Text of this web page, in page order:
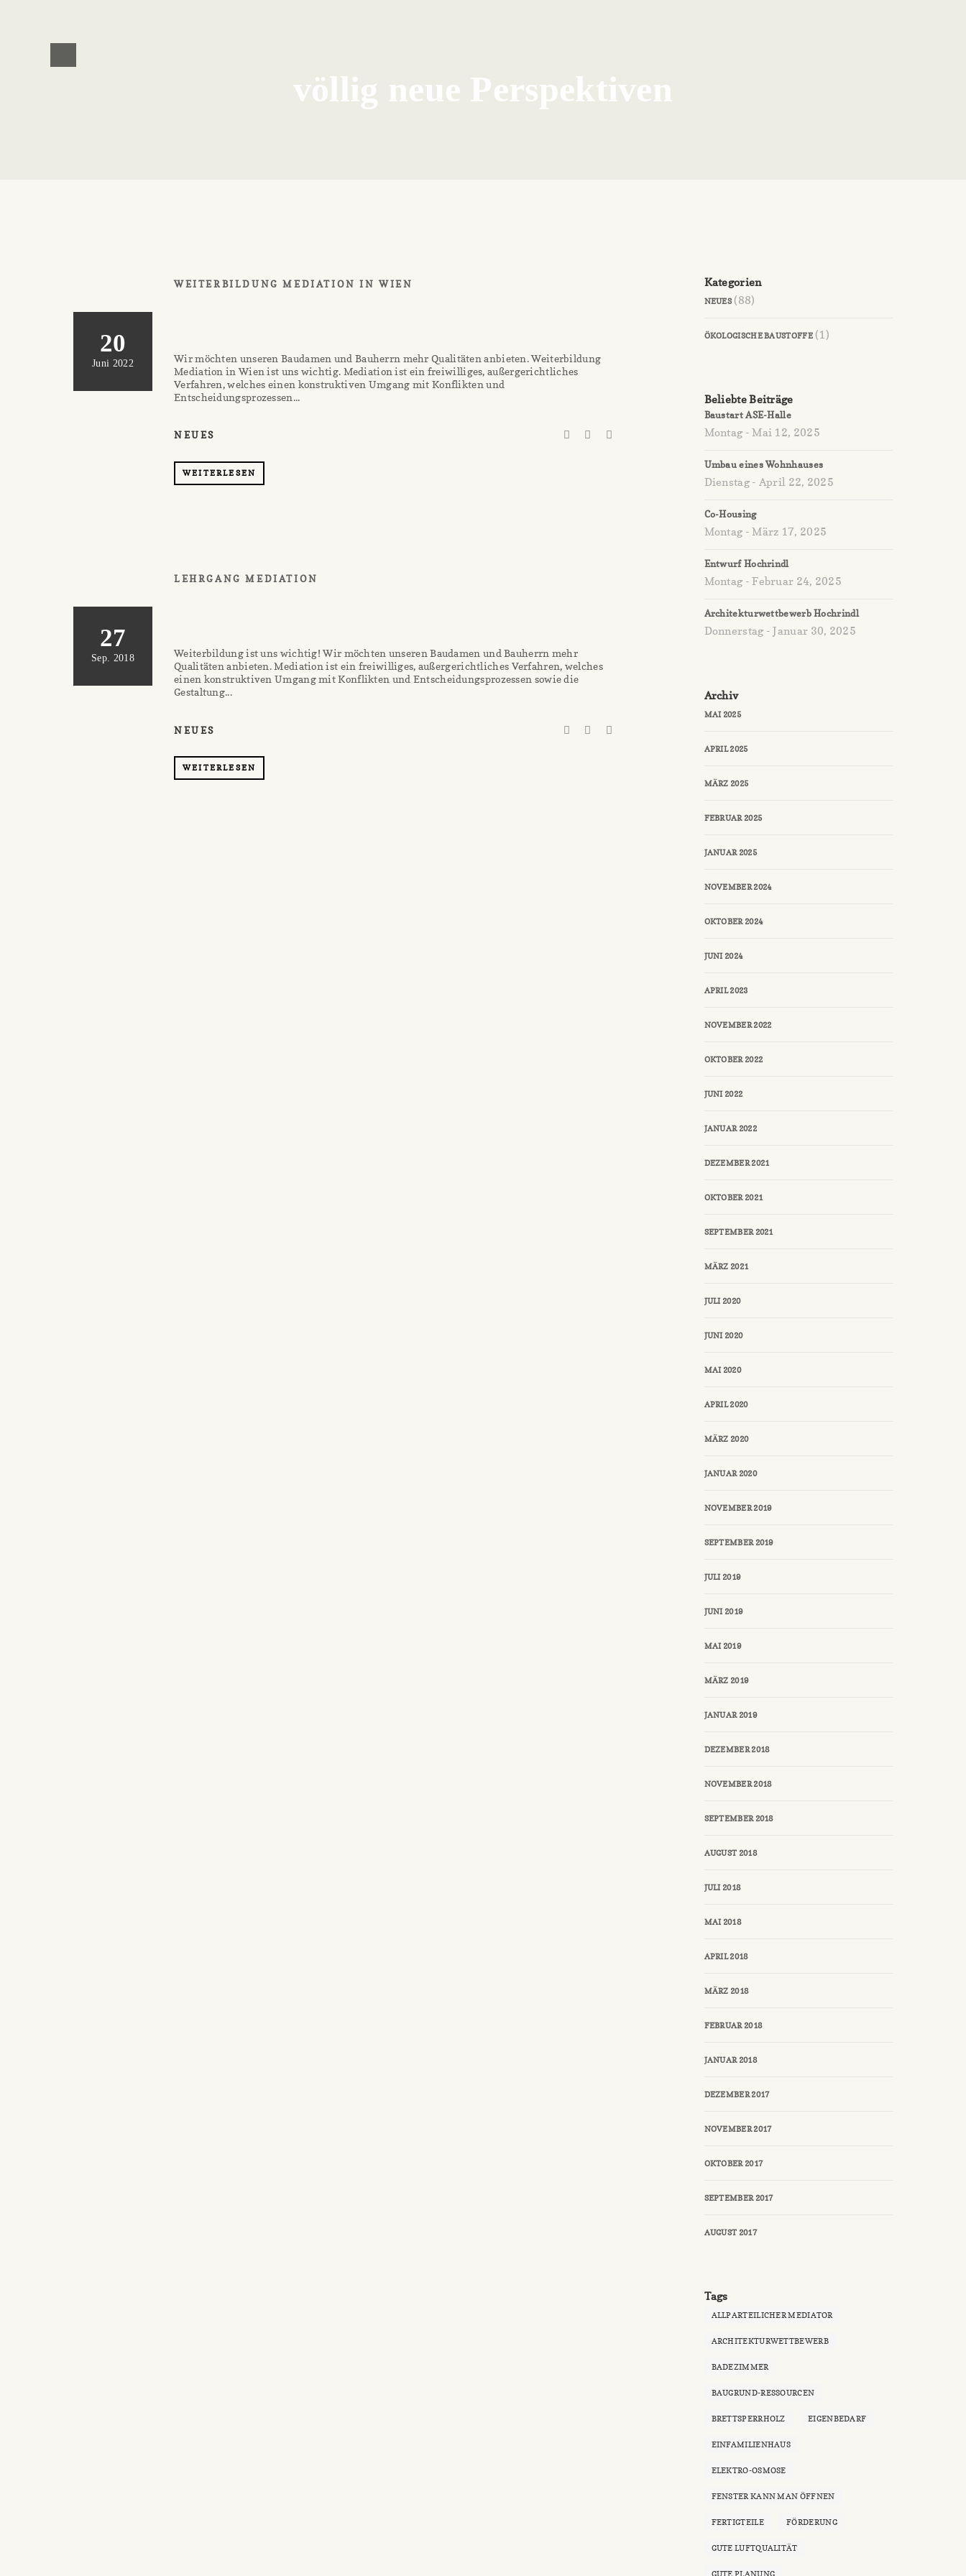
völlig neue Perspektiven
20
Juni 2022
WEITERBILDUNG MEDIATION IN WIEN
Wir möchten unseren Baudamen und Bauherrn mehr Qualitäten anbieten. Weiterbildung
Mediation in Wien ist uns wichtig. Mediation ist ein freiwilliges, außergerichtliches
Verfahren, welches einen konstruktiven Umgang mit Konflikten und
Entscheidungsprozessen...
NEUES
WEITERLESEN
27
Sep. 2018
LEHRGANG MEDIATION
Weiterbildung ist uns wichtig! Wir möchten unseren Baudamen und Bauherrn mehr
Qualitäten anbieten. Mediation ist ein freiwilliges, außergerichtliches Verfahren, welches
einen konstruktiven Umgang mit Konflikten und Entscheidungsprozessen sowie die
Gestaltung...
NEUES
WEITERLESEN
Kategorien
NEUES(88)
ÖKOLOGISCHE BAUSTOFFE(1)
Beliebte Beiträge
Baustart ASE-Halle
Montag - Mai 12, 2025
Umbau eines Wohnhauses
Dienstag - April 22, 2025
Co-Housing
Montag - März 17, 2025
Entwurf Hochrindl
Montag - Februar 24, 2025
Architekturwettbewerb Hochrindl
Donnerstag - Januar 30, 2025
Archiv
MAI 2025
APRIL 2025
MÄRZ 2025
FEBRUAR 2025
JANUAR 2025
NOVEMBER 2024
OKTOBER 2024
JUNI 2024
APRIL 2023
NOVEMBER 2022
OKTOBER 2022
JUNI 2022
JANUAR 2022
DEZEMBER 2021
OKTOBER 2021
SEPTEMBER 2021
MÄRZ 2021
JULI 2020
JUNI 2020
MAI 2020
APRIL 2020
MÄRZ 2020
JANUAR 2020
NOVEMBER 2019
SEPTEMBER 2019
JULI 2019
JUNI 2019
MAI 2019
MÄRZ 2019
JANUAR 2019
DEZEMBER 2018
NOVEMBER 2018
SEPTEMBER 2018
AUGUST 2018
JULI 2018
MAI 2018
APRIL 2018
MÄRZ 2018
FEBRUAR 2018
JANUAR 2018
DEZEMBER 2017
NOVEMBER 2017
OKTOBER 2017
SEPTEMBER 2017
AUGUST 2017
Tags
ALLPARTEILICHER MEDIATOR
ARCHITEKTURWETTBEWERB
BADEZIMMER
BAUGRUND-RESSOURCEN
BRETTSPERRHOLZ EIGENBEDARF
EINFAMILIENHAUS
ELEKTRO-OSMOSE
FENSTER KANN MAN ÖFFNEN
FERTIGTEILE FÖRDERUNG
GUTE LUFTQUALITÄT
GUTE PLANUNG